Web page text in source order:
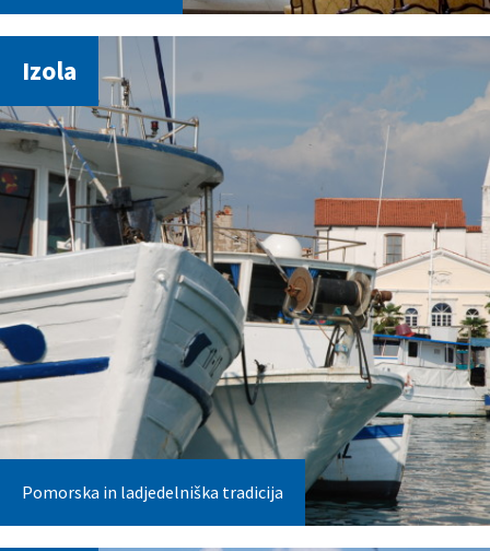
Izola
Pomorska in ladjedelniška tradicija